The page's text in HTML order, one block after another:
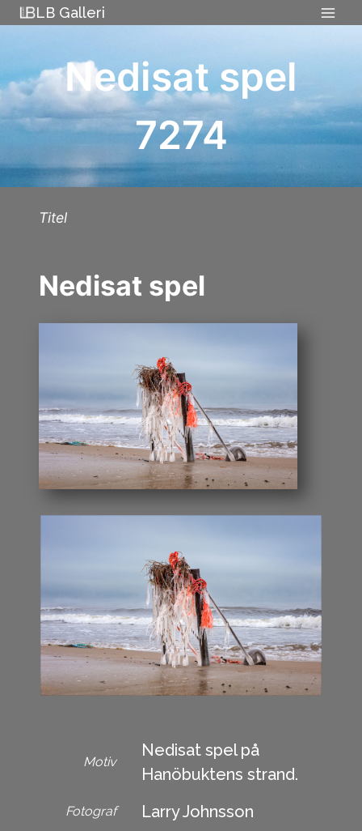
Skip
to
LB Galleri
Nedisat spel
7274
Titel
Nedisat spel
Motiv
Nedisat spel på
Hanöbuktens strand.
Fotograf Larry Johnsson